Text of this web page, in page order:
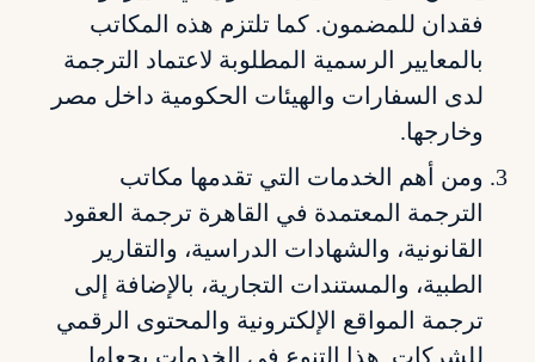
فقدان للمضمون. كما تلتزم هذه المكاتب
بالمعايير الرسمية المطلوبة لاعتماد الترجمة
لدى السفارات والهيئات الحكومية داخل مصر
وخارجها.
ومن أهم الخدمات التي تقدمها مكاتب
الترجمة المعتمدة في القاهرة ترجمة العقود
القانونية، والشهادات الدراسية، والتقارير
الطبية، والمستندات التجارية، بالإضافة إلى
ترجمة المواقع الإلكترونية والمحتوى الرقمي
للشركات. هذا التنوع في الخدمات يجعلها